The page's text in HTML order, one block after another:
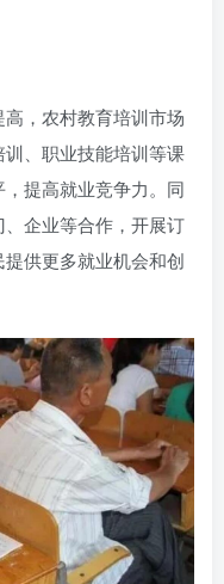
，农村教育培训市场
、职业技能培训等课
提高就业竞争力。同
企业等合作，开展订
供更多就业机会和创